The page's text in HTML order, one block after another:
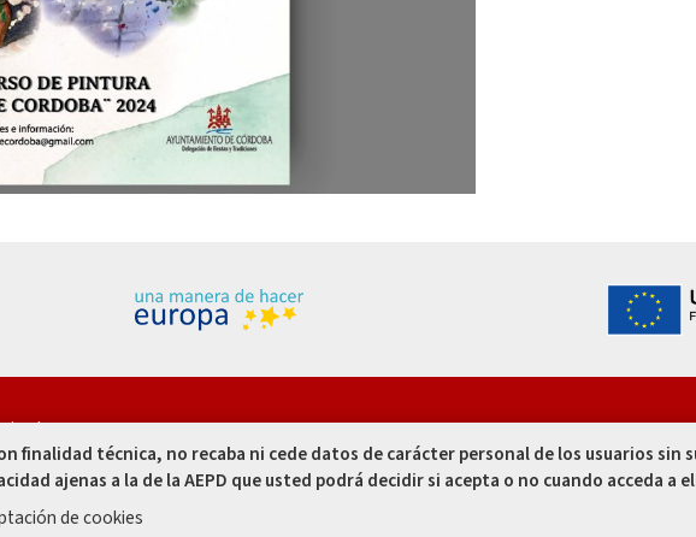
1. 14002
- España
49 99 00
finalidad técnica, no recaba ni cede datos de carácter personal de los usuarios sin
ajenas a la de la AEPD que usted podrá decidir si acepta o no cuando acceda a
de cookies